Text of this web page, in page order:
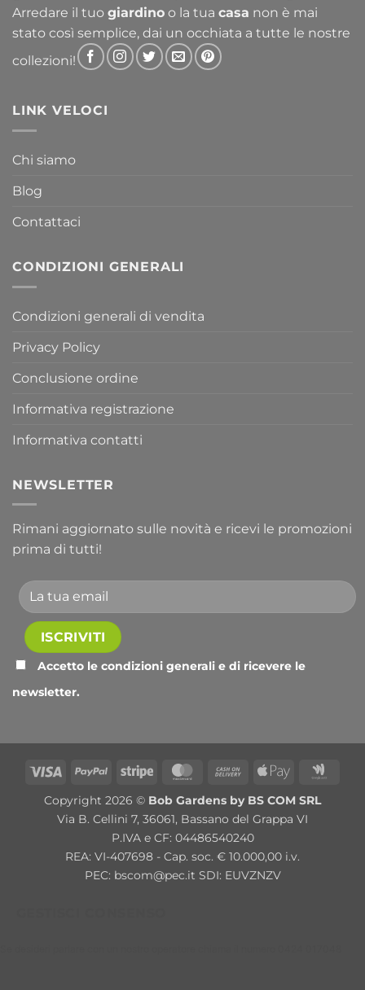
Arredare il tuo giardino o la tua casa non è mai
stato così semplice, dai un occhiata a tutte le nostre
collezioni!
LINK VELOCI
Chi siamo
Blog
Contattaci
CONDIZIONI GENERALI
Condizioni generali di vendita
Privacy Policy
Conclusione ordine
Informativa registrazione
Informativa contatti
NEWSLETTER
Rimani aggiornato sulle novità e ricevi le promozioni
prima di tutti!
Accetto le condizioni generali e di ricevere le
newsletter.
Visa PayPal Stripe MasterCard
Cash
Delivery
Apple
Copyright 2026 © Bob Gardens by BS COM SRL
Via B. Cellini 7, 36061, Bassano del Grappa VI
P.IVA e CF: 04486540240
REA: VI-407698 - Cap. soc. € 10.000,00 i.v.
PEC: bscom@pec.it SDI: EUVZNZV